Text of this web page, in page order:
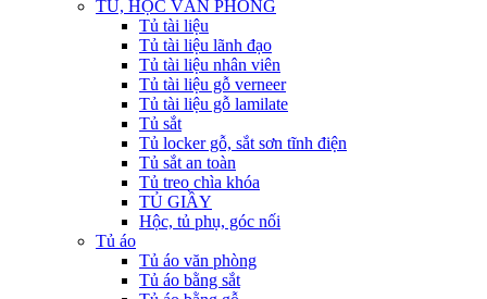
TỦ, HỘC VĂN PHÒNG
Tủ tài liệu
Tủ tài liệu lãnh đạo
Tủ tài liệu nhân viên
Tủ tài liệu gỗ verneer
Tủ tài liệu gỗ lamilate
Tủ sắt
Tủ locker gỗ, sắt sơn tĩnh điện
Tủ sắt an toàn
Tủ treo chìa khóa
TỦ GIẦY
Hộc, tủ phụ, góc nối
Tủ áo
Tủ áo văn phòng
Tủ áo bằng sắt